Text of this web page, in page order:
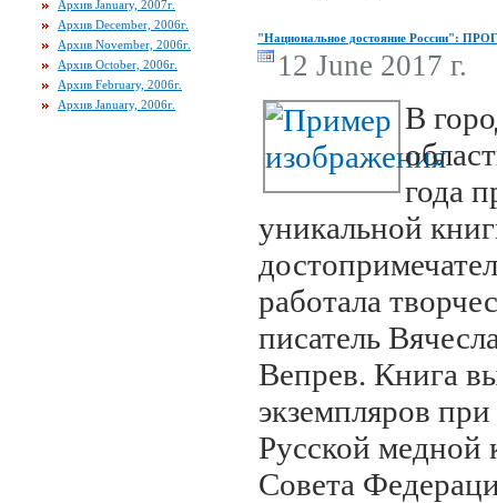
Архив January, 2007г.
Архив December, 2006г.
Архив November, 2006г.
Архив October, 2006г.
Архив February, 2006г.
Архив January, 2006г.
"Национальное достояние России":
12 June 2017 г.
В
года
уникальной
работала
писатель
Вепрев. Книга
экземпляров
Русской медной
Совета